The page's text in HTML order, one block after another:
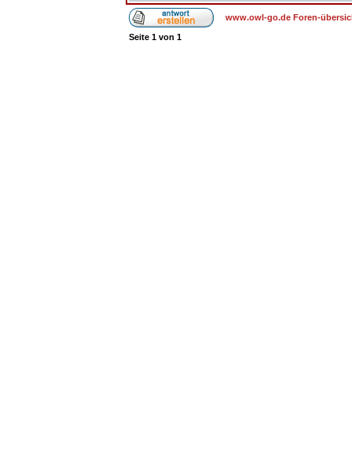
www.owl-go.de Foren-
Seite 1 von 1